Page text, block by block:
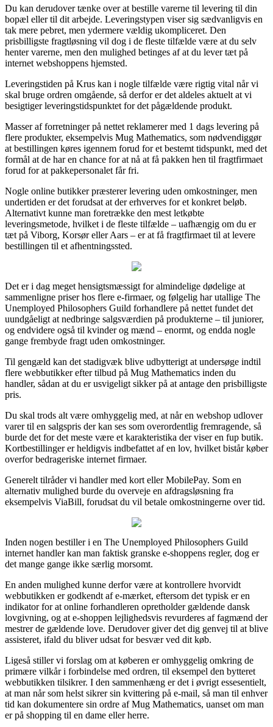
Du kan derudover tænke over at bestille varerne til levering til din
bopæl eller til dit arbejde. Leveringstypen viser sig sædvanligvis en
tak mere pebret, men ydermere vældig ukompliceret. Den
prisbilligste fragtløsning vil dog i de fleste tilfælde være at du selv
henter varerne, men den mulighed betinges af at du lever tæt på
internet webshoppens hjemsted.
Leveringstiden på Krus kan i nogle tilfælde være rigtig vital når vi
skal bruge ordren omgående, så derfor er det aldeles aktuelt at vi
besigtiger leveringstidspunktet for det pågældende produkt.
Masser af forretninger på nettet reklamerer med 1 dags levering på
flere produkter, eksempelvis Mug Mathematics, som nødvendiggør
at bestillingen køres igennem forud for et bestemt tidspunkt, med det
formål at de har en chance for at nå at få pakken hen til fragtfirmaet
forud for at pakkepersonalet får fri.
Nogle online butikker præsterer levering uden omkostninger, men
undertiden er det forudsat at der erhverves for et konkret beløb.
Alternativt kunne man foretrække den mest letkøbte
leveringsmetode, hvilket i de fleste tilfælde – uafhængig om du er
tæt på Viborg, Korsør eller Aars – er at få fragtfirmaet til at levere
bestillingen til et afhentningssted.
Det er i dag meget hensigtsmæssigt for almindelige dødelige at
sammenligne priser hos flere e-firmaer, og følgelig har utallige The
Unemployed Philosophers Guild forhandlere på nettet fundet det
uundgåeligt at nedbringe salgsværdien på produkterne – til juniorer,
og endvidere også til kvinder og mænd – enormt, og endda nogle
gange frembyde fragt uden omkostninger.
Til gengæld kan det stadigvæk blive udbytterigt at undersøge indtil
flere webbutikker efter tilbud på Mug Mathematics inden du
handler, sådan at du er usvigeligt sikker på at antage den prisbilligste
pris.
Du skal trods alt være omhyggelig med, at når en webshop udlover
varer til en salgspris der kan ses som overordentlig fremragende, så
burde det for det meste være et karakteristika der viser en fup butik.
Kortbestillinger er heldigvis indbefattet af en lov, hvilket bistår køber
overfor bedrageriske internet firmaer.
Generelt tilråder vi handler med kort eller MobilePay. Som en
alternativ mulighed burde du overveje en afdragsløsning fra
eksempelvis ViaBill, forudsat du vil betale omkostningerne over tid.
Inden nogen bestiller i en The Unemployed Philosophers Guild
internet handler kan man faktisk granske e-shoppens regler, dog er
det mange gange ikke særlig morsomt.
En anden mulighed kunne derfor være at kontrollere hvorvidt
webbutikken er godkendt af e-mærket, eftersom det typisk er en
indikator for at online forhandleren opretholder gældende dansk
lovgivning, og at e-shoppen lejlighedsvis revurderes af fagmænd der
mestrer de gældende love. Derudover giver det dig genvej til at blive
assisteret, ifald du bliver udsat for besvær ved dit køb.
Ligeså stiller vi forslag om at køberen er omhyggelig omkring de
primære vilkår i forbindelse med ordren, til eksempel den bytteret
webbutikken tilsikrer. I den sammenhæng er det i øvrigt essesentielt,
at man når som helst sikrer sin kvittering på e-mail, så man til enhver
tid kan dokumentere sin ordre af Mug Mathematics, uanset om man
er på shopping til en dame eller herre.